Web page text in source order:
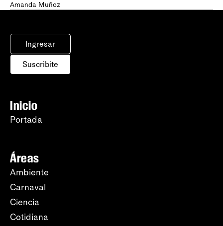
Amanda Muñoz
Ingresar
Suscribite
Inicio
Portada
Áreas
Ambiente
Carnaval
Ciencia
Cotidiana